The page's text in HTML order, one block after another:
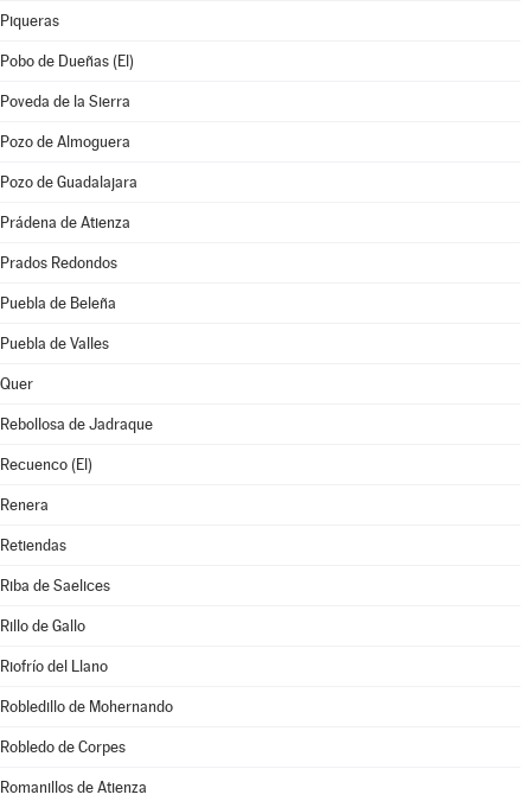
Piqueras
Pobo de Dueñas (El)
Poveda de la Sierra
Pozo de Almoguera
Pozo de Guadalajara
Prádena de Atienza
Prados Redondos
Puebla de Beleña
Puebla de Valles
Quer
Rebollosa de Jadraque
Recuenco (El)
Renera
Retiendas
Riba de Saelices
Rillo de Gallo
Riofrío del Llano
Robledillo de Mohernando
Robledo de Corpes
Romanillos de Atienza